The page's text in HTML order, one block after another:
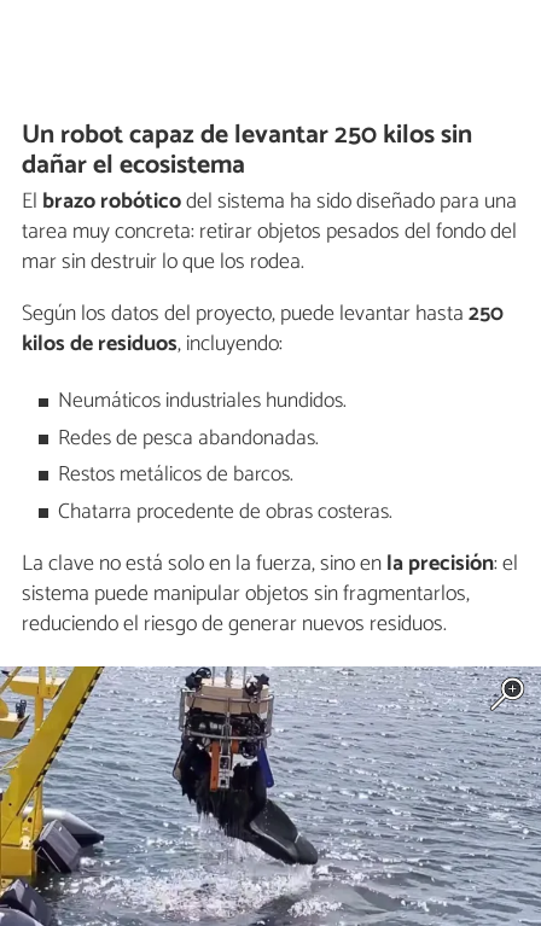
Un robot capaz de levantar 250 kilos sin
dañar el ecosistema
El brazo robóticodel sistema ha sido diseñado para una
tarea muy concreta: retirar objetos pesados del fondo del
mar sin destruir lo que los rodea.
Según los datos del proyecto, puede levantar hasta250
kilos de residuos, incluyendo:
Neumáticos industriales hundidos.
Redes de pesca abandonadas.
Restos metálicos de barcos.
Chatarra procedente de obras costeras.
La clave no está solo en la fuerza, sino enla precisión: el
sistema puede manipular objetos sin fragmentarlos,
reduciendo el riesgo de generar nuevos residuos.